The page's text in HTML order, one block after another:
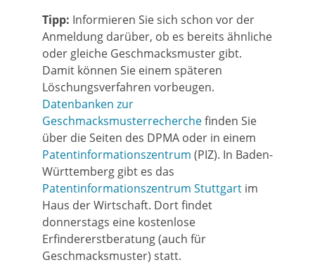
Tipp: Informieren Sie sich schon vor der
Anmeldung darüber, ob es bereits ähnliche
oder gleiche Geschmacksmuster gibt.
Damit können Sie einem späteren
Löschungsverfahren vorbeugen.
Datenbanken zur
Geschmacksmusterrecherchefinden Sie
über die Seiten des DPMA oder in einem
Patentinformationszentrum (PIZ). In Baden-
Württemberg gibt es das
Patentinformationszentrum Stuttgart im
Haus der Wirtschaft. Dort findet
donnerstags eine kostenlose
Erfindererstberatung (auch für
Geschmacksmuster) statt.